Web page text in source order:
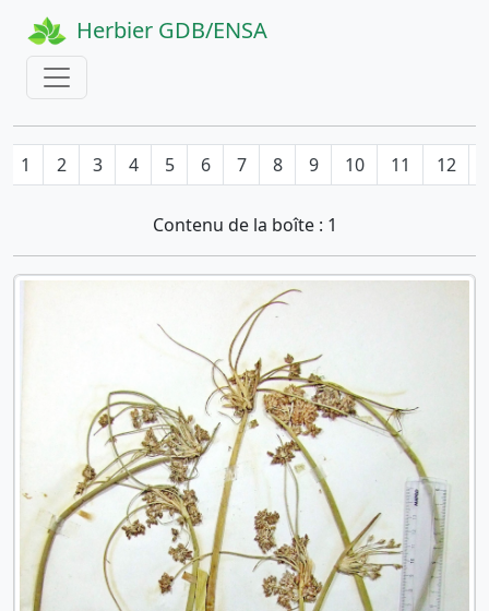
Herbier GDB/ENSA
1 2 3 4 5 6 7 8 9 10 11 12
Contenu de la boîte : 1